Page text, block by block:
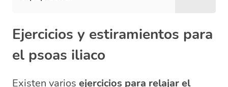
Ejercicios y estiramientos para
el psoas iliaco
Existen varios ejercicios para relajar el